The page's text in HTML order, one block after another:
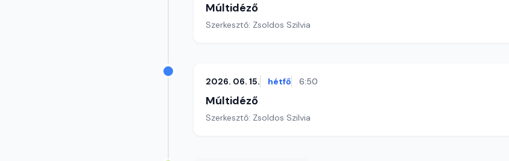
Múltidéző
Szerkesztő: Zsoldos Szilvia
2026. 06. 15. hétfő 6:50
Múltidéző
Szerkesztő: Zsoldos Szilvia